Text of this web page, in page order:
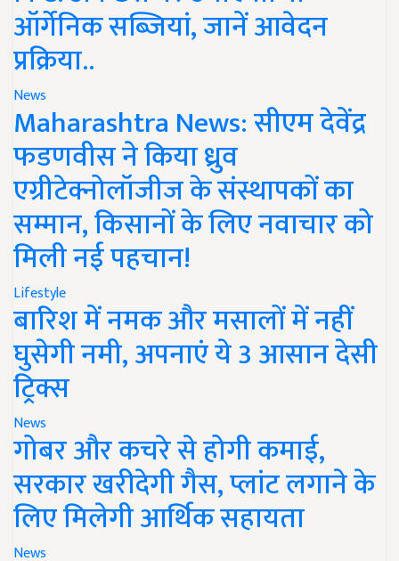
ऑर्गेनिक सब्जियां, जानें आवेदन
प्रक्रिया..
News
Maharashtra News: सीएम देवेंद्र
फडणवीस ने किया ध्रुव
एग्रीटेक्नोलॉजीज के संस्थापकों का
सम्मान, किसानों के लिए नवाचार को
मिली नई पहचान!
Lifestyle
बारिश में नमक और मसालों में नहीं
घुसेगी नमी, अपनाएं ये 3 आसान देसी
ट्रिक्स
News
गोबर और कचरे से होगी कमाई,
सरकार खरीदेगी गैस, प्लांट लगाने के
लिए मिलेगी आर्थिक सहायता
News